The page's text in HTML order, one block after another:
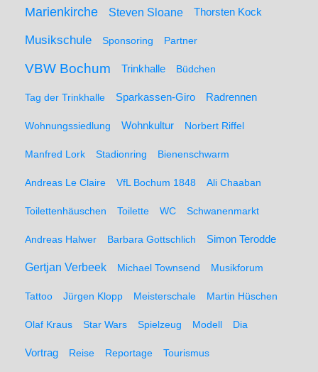
Marienkirche Steven Sloane Thorsten Kock
Musikschule Sponsoring Partner
VBW Bochum Trinkhalle Büdchen
Tag der Trinkhalle Sparkassen-Giro Radrennen
Wohnungssiedlung Wohnkultur Norbert Riffel
Manfred Lork Stadionring Bienenschwarm
Andreas Le Claire VfL Bochum 1848 Ali Chaaban
Toilettenhäuschen Toilette WC Schwanenmarkt
Andreas Halwer Barbara Gottschlich Simon Terodde
Gertjan Verbeek Michael Townsend Musikforum
Tattoo Jürgen Klopp Meisterschale Martin Hüschen
Olaf Kraus Star Wars Spielzeug Modell Dia
Vortrag Reise Reportage Tourismus